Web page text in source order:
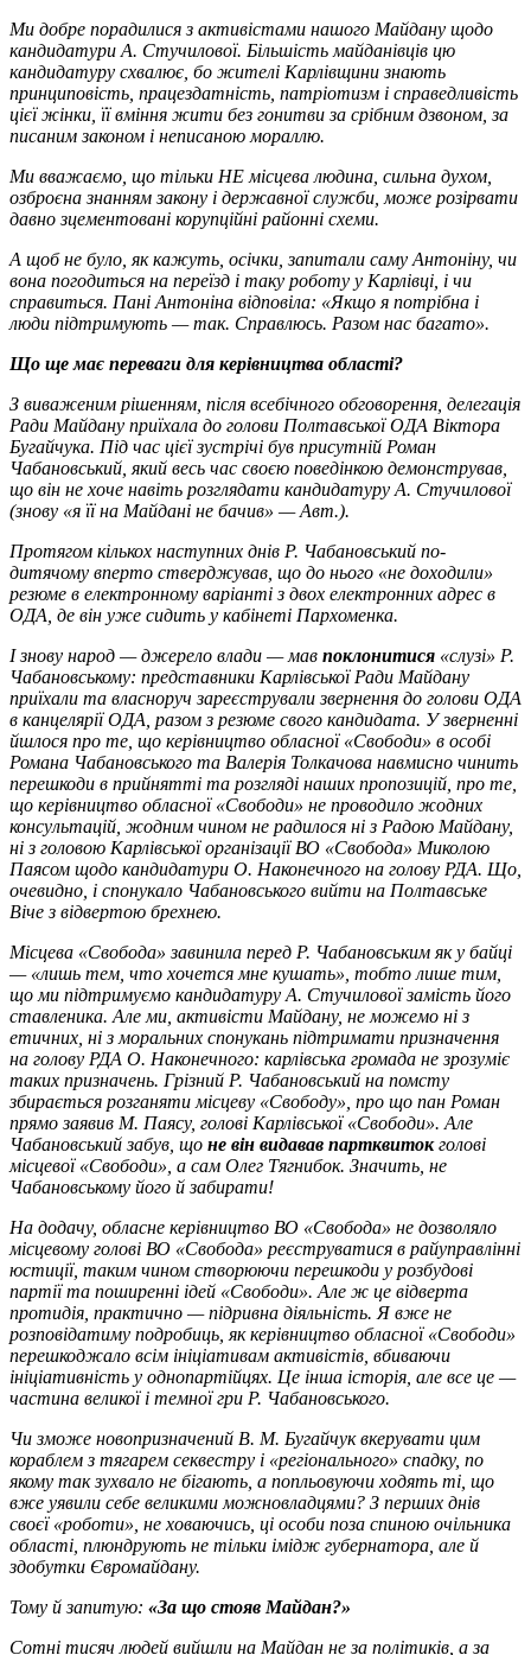
Ми добре порадилися з активістами нашого Майдану щодо
кандидатури А. Стучилової. Більшість майданівців цю
кандидатуру схвалює, бо жителі Карлівщини знають
принциповість, працездатність, патріотизм і справедливість
цієї жінки, її вміння жити без гонитви за срібним дзвоном, за
писаним законом і неписаною мораллю.
Ми вважаємо, що тільки НЕ місцева людина, сильна духом,
озброєна знанням закону і державної служби, може розірвати
давно зцементовані корупційні районні схеми.
А щоб не було, як кажуть, осічки, запитали саму Антоніну, чи
вона погодиться на переїзд і таку роботу у Карлівці, і чи
справиться. Пані Антоніна відповіла: «Якщо я потрібна і
люди підтримують — так. Справлюсь. Разом нас багато».
Що ще має переваги для керівництва області?
З виваженим рішенням, після всебічного обговорення, делегація
Ради Майдану приїхала до голови Полтавської ОДА Віктора
Бугайчука. Під час цієї зустрічі був присутній Роман
Чабановський, який весь час своєю поведінкою демонстрував,
що він не хоче навіть розглядати кандидатуру А. Стучилової
(знову «я її на Майдані не бачив» — Авт.).
Протягом кількох наступних днів Р. Чабановський по-
дитячому вперто стверджував, що до нього «не доходили»
резюме в електронному варіанті з двох електронних адрес в
ОДА, де він уже сидить у кабінеті Пархоменка.
І знову народ — джерело влади — мав поклонитися «слузі» Р.
Чабановському: представники Карлівської Ради Майдану
приїхали та власноруч зареєстрували звернення до голови ОДА
в канцелярії ОДА, разом з резюме свого кандидата. У зверненні
йшлося про те, що керівництво обласної «Свободи» в особі
Романа Чабановського та Валерія Толкачова навмисно чинить
перешкоди в прийнятті та розгляді наших пропозицій, про те,
що керівництво обласної «Свободи» не проводило жодних
консультацій, жодним чином не радилося ні з Радою Майдану,
ні з головою Карлівської організації ВО «Свобода» Миколою
Паясом щодо кандидатури О. Наконечного на голову РДА. Що,
очевидно, і спонукало Чабановського вийти на Полтавське
Віче з відвертою брехнею.
Місцева «Свобода» завинила перед Р. Чабановським як у байці
— «лишь тем, что хочется мне кушать», тобто лише тим,
що ми підтримуємо кандидатуру А. Стучилової замість його
ставленика. Але ми, активісти Майдану, не можемо ні з
етичних, ні з моральних спонукань підтримати призначення
на голову РДА О. Наконечного: карлівська громада не зрозуміє
таких призначень. Грізний Р. Чабановський на помсту
збирається розганяти місцеву «Свободу», про що пан Роман
прямо заявив М. Паясу, голові Карлівської «Свободи». Але
Чабановський забув, що не він видавав партквитокголові
місцевої «Свободи», а сам Олег Тягнибок. Значить, не
Чабановському його й забирати!
На додачу, обласне керівництво ВО «Свобода» не дозволяло
місцевому голові ВО «Свобода» реєструватися в райуправлінні
юстиції, таким чином створюючи перешкоди у розбудові
партії та поширенні ідей «Свободи». Але ж це відверта
протидія, практично — підривна діяльність. Я вже не
розповідатиму подробиць, як керівництво обласної «Свободи»
перешкоджало всім ініціативам активістів, вбиваючи
ініціативність у однопартійцях. Це інша історія, але все це —
частина великої і темної гри Р. Чабановського.
Чи зможе новопризначений В. М. Бугайчук вкерувати цим
кораблем з тягарем секвестру і «регіонального» спадку, по
якому так зухвало не бігають, а попльовуючи ходять ті, що
вже уявили себе великими можновладцями? З перших днів
своєї «роботи», не ховаючись, ці особи поза спиною очільника
області, плюндрують не тільки імідж губернатора, але й
здобутки Євромайдану.
Тому й запитую: «За що стояв Майдан?»
Сотні тисяч людей вийшли на Майдан не за політиків, а за